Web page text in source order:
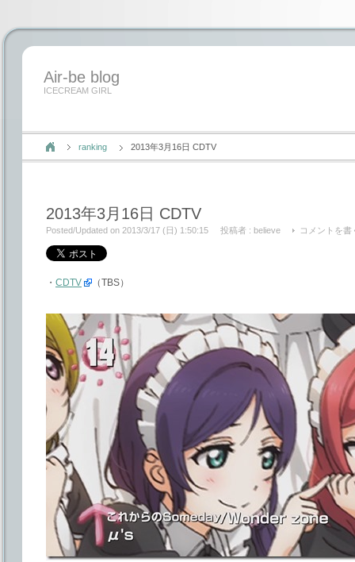
Air-be blog
ICECREAM GIRL
ranking 2013年3月16日 CDTV
2013年3月16日 CDTV
Posted/Updated on 2013/3/17 (日) 1:50:15 投稿者 : believe コメントを書
・ CDTV （TBS）